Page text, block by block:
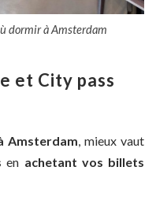
dormir à Amsterdam
et City pass
Amsterdam, mieux vaut
en achetant vos billets